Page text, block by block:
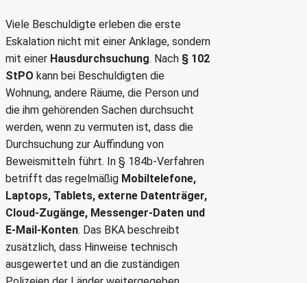
Viele Beschuldigte erleben die erste
Eskalation nicht mit einer Anklage, sondern
mit einer Hausdurchsuchung. Nach § 102
StPO kann bei Beschuldigten die
Wohnung, andere Räume, die Person und
die ihm gehörenden Sachen durchsucht
werden, wenn zu vermuten ist, dass die
Durchsuchung zur Auffindung von
Beweismitteln führt. In § 184b-Verfahren
betrifft das regelmäßig Mobiltelefone,
Laptops, Tablets, externe Datenträger,
Cloud-Zugänge, Messenger-Daten und
E-Mail-Konten. Das BKA beschreibt
zusätzlich, dass Hinweise technisch
ausgewertet und an die zuständigen